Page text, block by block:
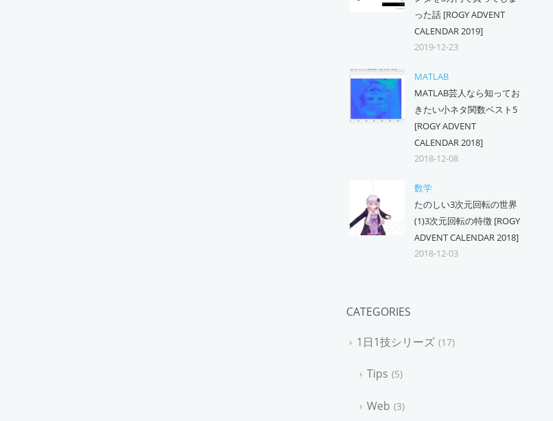
った話 [ROGY ADVENT
CALENDAR 2019]
2019-12-23
MATLAB
MATLAB芸人なら知ってお
きたい小ネタ関数ベスト5
[ROGY ADVENT
CALENDAR 2018]
2018-12-08
数学
たのしい3次元回転の世界
(1)3次元回転の特徴 [ROGY
ADVENT CALENDAR 2018]
2018-12-03
CATEGORIES
1日1技シリーズ 17
Tips 5
Web 3